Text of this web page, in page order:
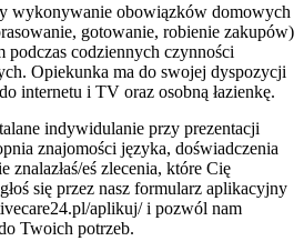
wykonywanie obowiązków domowych
gotowanie, robienie zakupów)
podczas codziennych czynności
Opiekunka ma do swojej dyspozycji
internetu i TV oraz osobną łazienkę.
indywidulanie przy prezentacji
znajomości języka, doświadczenia
znalazłaś/eś zlecenia, które Cię
się przez nasz formularz aplikacyjny
aplikuj/ i pozwól nam
Twoich potrzeb.